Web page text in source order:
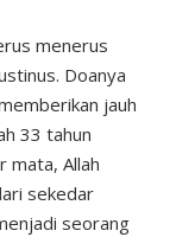
menerus
Doanya
jauh
33 tahun
mata, Allah
sekedar
seorang